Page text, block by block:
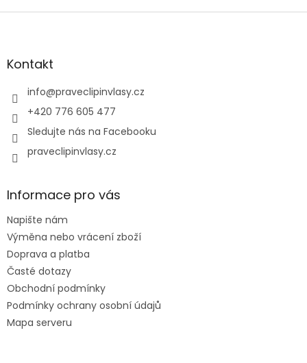
Z
aKontakt
info@praveclipinvlasy.cz
+420 776 605 477
Sledujte nás na Facebooku
praveclipinvlasy.cz
Informace pro vás
Napište nám
Výměna nebo vrácení zboží
Doprava a platba
Časté dotazy
Obchodní podmínky
Podmínky ochrany osobní údajů
Mapa serveru